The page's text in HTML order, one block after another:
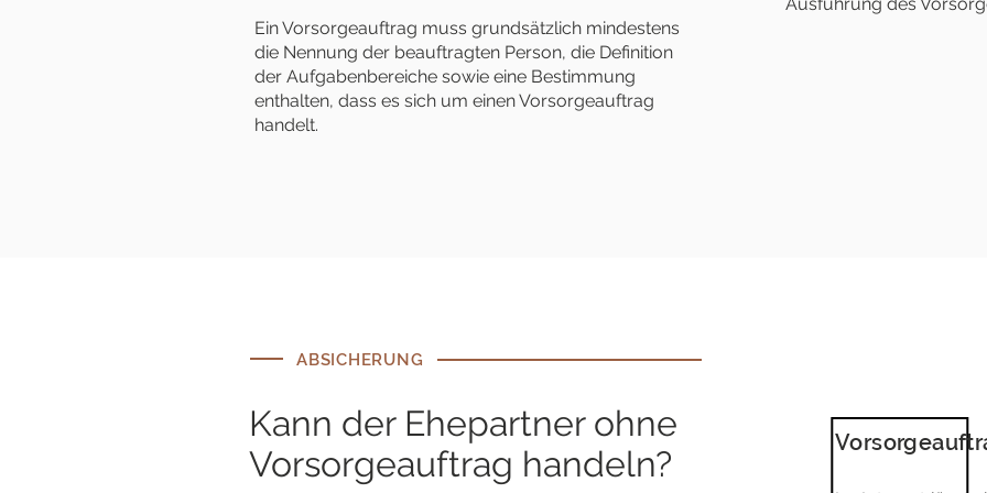
Ein Vorsorgeauftrag muss grundsätzlich mindestens
die Nennung der beauftragten Person, die Definition
der Aufgabenbereiche sowie eine Bestimmung
enthalten, dass es sich um einen Vorsorgeauftrag
handelt.
ABSICHERUNG
Kann der Ehepartner ohne
Vorsorgeauftrag handeln?